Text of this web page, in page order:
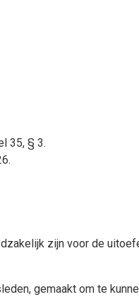
35, § 3.
zijn voor de
gemaakt om te